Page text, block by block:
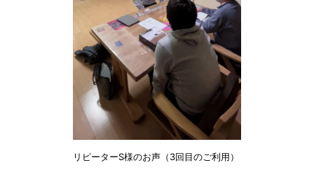
リピーターS様のお声（3回目のご利用）